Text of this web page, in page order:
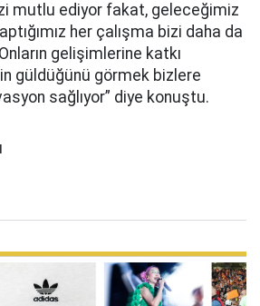
mutlu ediyor fakat, geleceğimiz
her çalışma bizi daha da
gelişimlerine katkı
güldüğünü görmek bizlere
sağlıyor” diye konuştu.